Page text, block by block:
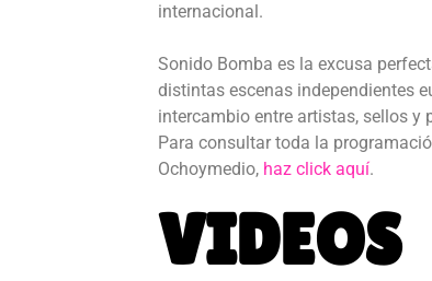
internacional.
Sonido Bomba es la excusa
distintas escenas independientes
intercambio entre artistas, sellos y
Para consultar toda la
Ochoymedio, haz click aquí.
VIDEOS